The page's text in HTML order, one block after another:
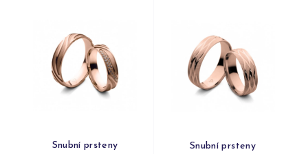
Snubní prsteny Snubní prsteny